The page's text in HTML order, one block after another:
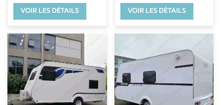
VOIR LES DÉTAILS VOIR LES DÉTAILS